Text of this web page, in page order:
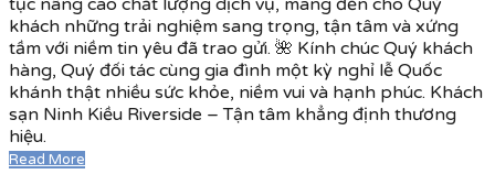
khách những trải nghiệm sang trọng, tận tâm và xứng
tầm với niềm tin yêu đã trao gửi. 🌺 Kính chúc Quý khách
hàng, Quý đối tác cùng gia đình một kỳ nghỉ lễ Quốc
khánh thật nhiều sức khỏe, niềm vui và hạnh phúc. Khách
sạn Ninh Kiều Riverside – Tận tâm khẳng định thương
hiệu.
Read More